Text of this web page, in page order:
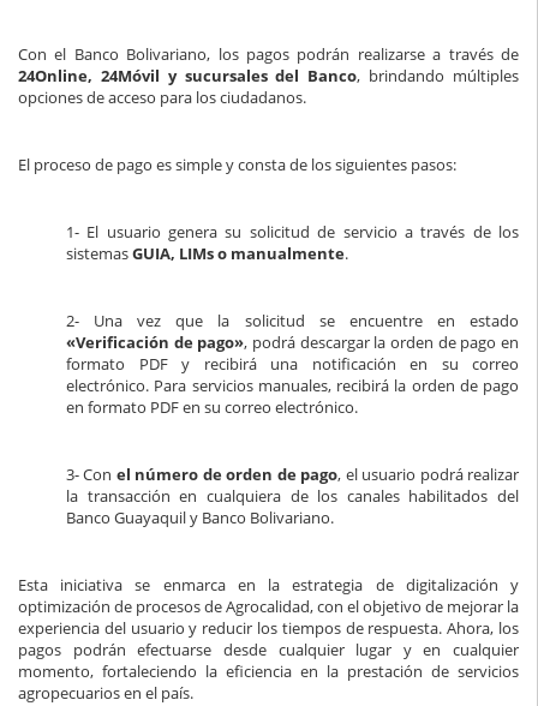
Con el Banco Bolivariano, los pagos podrán realizarse a través de
24Online, 24Móvil y sucursales del Banco, brindando múltiples
opciones de acceso para los ciudadanos.
El proceso de pago es simple y consta de los siguientes pasos:
1- El usuario genera su solicitud de servicio a través de los
sistemasGUIA, LIMs o manualmente.
2- Una vez que la solicitud se encuentre en estado
«Verificación de pago», podrá descargar la orden de pago en
formato PDF y recibirá una notificación en su correo
electrónico. Para servicios manuales, recibirá la orden de pago
en formato PDF en su correo electrónico.
3- Con el número de orden de pago, el usuario podrá realizar
la transacción en cualquiera de los canales habilitados del
Banco Guayaquil y Banco Bolivariano.
Esta iniciativa se enmarca en la estrategia de digitalización y
optimización de procesos de Agrocalidad, con el objetivo de mejorar la
experiencia del usuario y reducir los tiempos de respuesta. Ahora, los
pagos podrán efectuarse desde cualquier lugar y en cualquier
momento, fortaleciendo la eficiencia en la prestación de servicios
agropecuarios en el país.